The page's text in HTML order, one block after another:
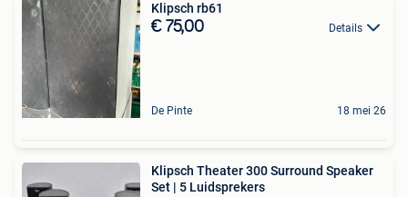
Klipsch rb61
€ 75,00 Details
De Pinte 18 mei 26
Klipsch Theater 300 Surround Speaker
Set | 5 Luidsprekers